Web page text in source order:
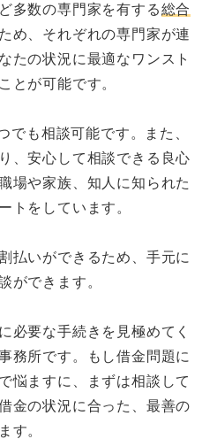
多数の専門家を有する総合
め、それぞれの専門家が連
たの状況に最適なワンスト
とが可能です。
でも相談可能です。また、
、安心して相談できる良心
場や家族、知人に知られた
トをしています。
払いができるため、手元に
ができます。
必要な手続きを見極めてく
務所です。もし借金問題に
悩ますに、まずは相談して
金の状況に合った、最善の
す。